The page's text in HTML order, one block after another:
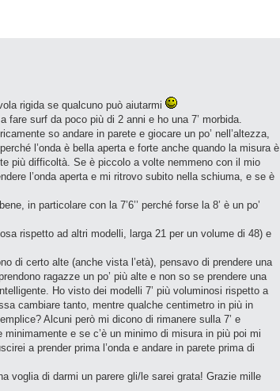
rigida se qualcuno può aiutarmi
surf da poco più di 2 anni e ho una 7’ morbida.
so andare in parete e giocare un po’ nell’altezza,
l’onda è bella aperta e forte anche quando la misura è
più difficoltà. Se è piccolo a volte nemmeno con il mio
l’onda aperta e mi ritrovo subito nella schiuma, e se è
in particolare con la 7’6’’ perché forse la 8’ è un po’
rispetto ad altri modelli, larga 21 per un volume di 48) e
di certo alte (anche vista l’età), pensavo di prendere una
ragazze un po’ più alte e non so se prendere una
Ho visto dei modelli 7’ più voluminosi rispetto a
cambiare tanto, mentre qualche centimetro in più in
Alcuni però mi dicono di rimanere sulla 7’ e
e se c’è un minimo di misura in più poi mi
a prender prima l’onda e andare in parete prima di
voglia di darmi un parere gli/le sarei grata! Grazie mille